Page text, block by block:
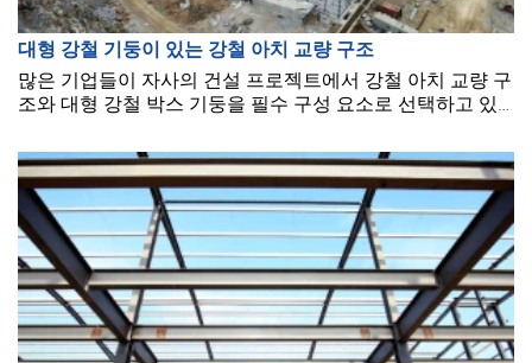
대형 강철 기둥이 있는 강철 아치 교량 구조
많은 기업들이 자사의 건설 프로젝트에서 강철 아치 교량 구
조와 대형 강철 박스 기둥을 필수 구성 요소로 선택하고 있
둥이 적용된 강철 아치 구조에 대해 자세히 알아봅시다.